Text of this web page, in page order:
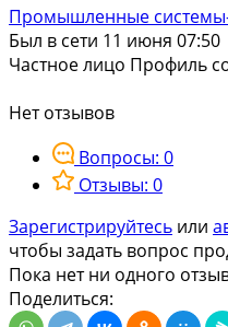
Промышленные
Был в сети 11 июня 07:50
Частное лицо Профиль
Нет отзывов
Вопросы: 0
Отзывы: 0
Зарегистрируйтесь или
чтобы задать вопрос
Пока нет ни одного
Поделиться: